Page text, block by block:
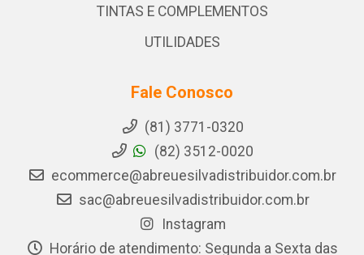
TINTAS E COMPLEMENTOS
UTILIDADES
Fale Conosco
(81) 3771-0320
(82) 3512-0020
ecommerce@abreuesilvadistribuidor.com.br
sac@abreuesilvadistribuidor.com.br
Instagram
Horário de atendimento: Segunda a Sexta das